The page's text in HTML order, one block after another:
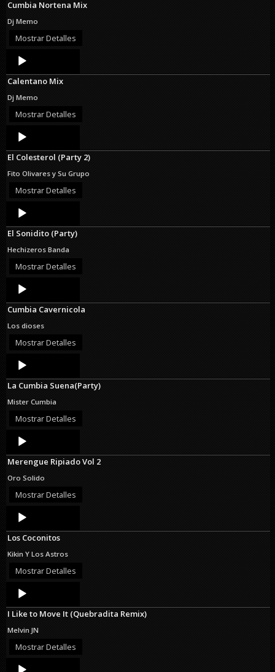
Cumbia Nortena Mix
Dj Memo
Mostrar Detalles
Audio
Player
Calentano Mix
Dj Memo
Mostrar Detalles
Audio
Player
El Colesterol (Party 2)
Fito Olivares y Su Grupo
Mostrar Detalles
Audio
Player
El Sonidito (Party)
Hechizeros Banda
Mostrar Detalles
Audio
Player
Cumbia Cavernicola
Los dioses
Mostrar Detalles
Audio
Player
La Cumbia Suena(Party)
Mister Cumbia
Mostrar Detalles
Audio
Player
Merengue Ripiado Vol 2
Oro Solido
Mostrar Detalles
Audio
Player
Los Coconitos
Kikin Y Los Astros
Mostrar Detalles
Audio
Player
I Like to Move It (Quebradita Remix)
Melvin JN
Mostrar Detalles
Audio